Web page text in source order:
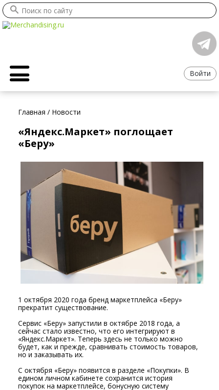
Войти
Главная / Новости
«Яндекс.Маркет» поглощает
«Беру»
1 октября 2020 года бренд маркетплейса «Беру»
прекратит существование.
Сервис «Беру» запустили в октябре 2018 года, а
сейчас стало известно, что его интегрируют в
«Яндекс.Маркет». Теперь здесь не только можно
будет, как и прежде, сравнивать стоимость товаров,
но и заказывать их.
С октября «Беру» появится в разделе «Покупки». В
едином личном кабинете сохранится история
покупок на маркетплейсе, бонусную систему